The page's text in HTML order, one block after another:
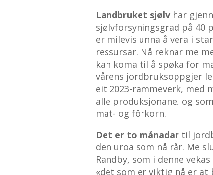
Landbruket sjølv har
sjølvforsyningsgrad på
er milevis unna å vera i
ressursar. Nå reknar me
kan koma til å spøka for
vårens jordbruksoppgjer
eit 2023-rammeverk, med
alle produksjonane, og
mat- og fôrkorn.
Det er to månadar til
den uroa som nå rår. Me
Randby, som i denne
«det som er viktig nå er